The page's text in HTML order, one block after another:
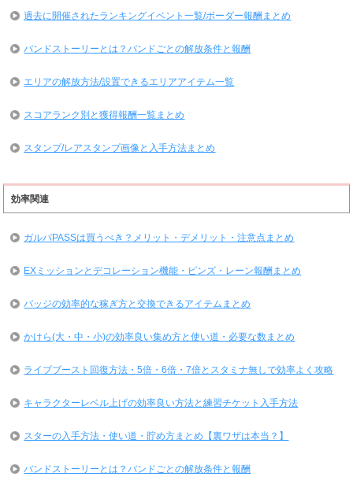
過去に開催されたランキングイベント一覧/ボーダー報酬まとめ
バンドストーリーとは？バンドごとの解放条件と報酬
エリアの解放方法/設置できるエリアアイテム一覧
スコアランク別と獲得報酬一覧まとめ
スタンプ/レアスタンプ画像と入手方法まとめ
効率関連
ガルパPASSは買うべき？メリット・デメリット・注意点まとめ
EXミッションとデコレーション機能・ピンズ・レーン報酬まとめ
バッジの効率的な稼ぎ方と交換できるアイテムまとめ
かけら(大・中・小)の効率良い集め方と使い道・必要な数まとめ
ライブブースト回復方法・5倍・6倍・7倍とスタミナ無しで効率よく攻略
キャラクターレベル上げの効率良い方法と練習チケット入手方法
スターの入手方法・使い道・貯め方まとめ【裏ワザは本当？】
バンドストーリーとは？バンドごとの解放条件と報酬